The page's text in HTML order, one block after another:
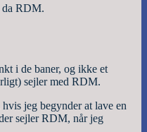
da RDM.
i de baner, og ikke et
sejler med RDM.
jeg begynder at lave en
sejler RDM, når jeg